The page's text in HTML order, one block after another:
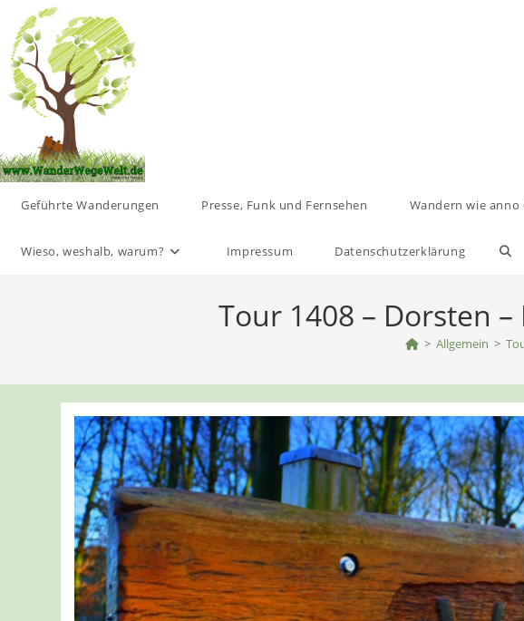
Inhalt
springen
Geführte Wanderungen Presse, Funk und Fernsehen Wandern wie anno
Wieso, weshalb, warum? Impressum Datenschutzerklärung
Tour 1408 – Dorsten
> Allgemein >